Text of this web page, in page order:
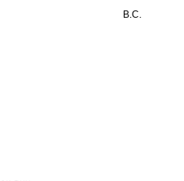
район» В.С.